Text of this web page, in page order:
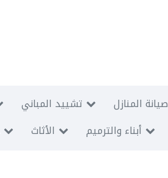
تشييد المباني صيانة المنازل
الأثاث أبناء والترميم